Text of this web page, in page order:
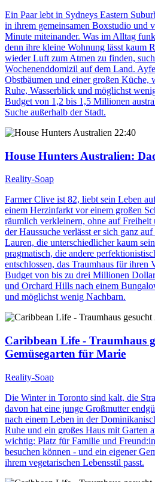
Ein Paar lebt in Sydneys Eastern
in ihrem gemeinsamen Boxstudio und
Minute miteinander. Was im Alltag
denn ihre kleine Wohnung lässt kaum
wieder Luft zum Atmen zu finden,
Wochenenddomizil auf dem Land.
Obstbäumen und einer großen Küche,
Ruhe, Wasserblick und möglichst
Budget von 1,2 bis 1,5 Millionen
Suche außerhalb der Stadt.
22:40
House Hunters Australien:
Reality-Soap
Farmer Clive ist 82, liebt sein Leben
einem Herzinfarkt vor einem großen
räumlich verkleinern, ohne auf
der Haussuche verlässt er sich ganz
Lauren, die unterschiedlicher kaum
pragmatisch, die andere
entschlossen, das Traumhaus für ihren
Budget von bis zu drei Millionen
und Orchard Hills nach einem
und möglichst wenig Nachbarn.
Caribbean Life - Traumhaus
Gemüsegarten für Marie
Reality-Soap
Die Winter in Toronto sind kalt, die
davon hat eine junge Großmutter
nach einem Leben in der
Ruhe und ein großes Haus mit Garten
wichtig: Platz für Familie und
besuchen können - und ein eigener
ihrem vegetarischen Lebensstil passt.